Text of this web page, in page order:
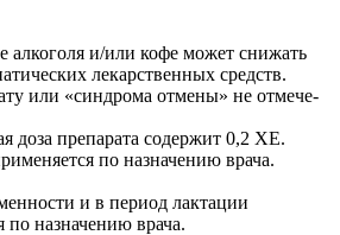
ал­ко­го­ля и/или ко­фе мо­жет сни­жать
ле­кар­ствен­ных средств.
или «син­дро­ма от­ме­ны» не от­ме­че­
до­за пре­па­ра­та со­дер­жит 0,2 ХЕ.
по на­зна­че­нию вра­ча.
и в пе­ри­од лак­та­ции
по на­зна­че­нию вра­ча.